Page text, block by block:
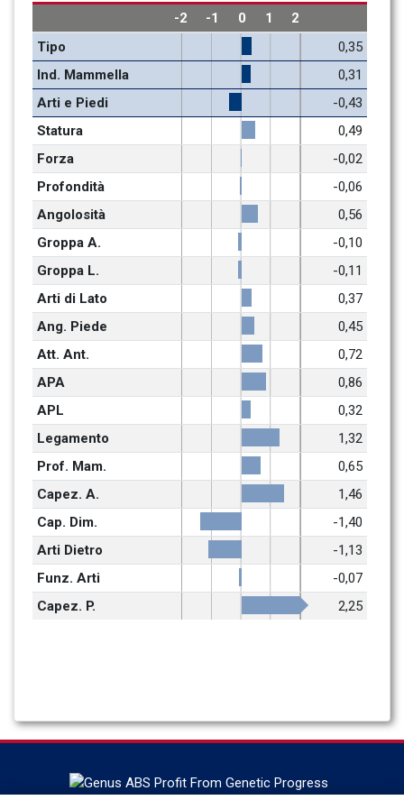
-2 -1 0 1
2
Tipo
0,35
Ind. Mammella
0,31
Arti e Piedi
-0,43
Statura
0,49
Forza
-0,02
Profondità
-0,06
Angolosità
0,56
Groppa A.
-0,10
Groppa L.
-0,11
Arti di Lato
0,37
Ang. Piede
0,45
Att. Ant.
0,72
APA
0,86
APL
0,32
Legamento
1,32
Prof. Mam.
0,65
Capez. A.
1,46
Cap. Dim.
-1,40
Arti Dietro
-1,13
Funz. Arti
-0,07
Capez. P.
2,25